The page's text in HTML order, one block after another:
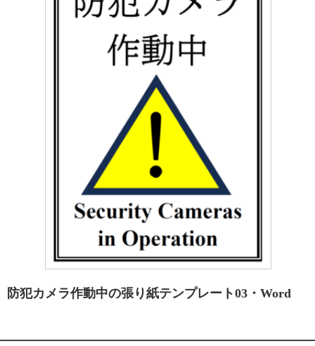
防犯カメラ作動中の張り紙テンプレート03・Word